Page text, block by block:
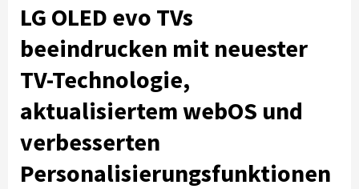
LG OLED evo TVs
beeindrucken mit neuester
TV-Technologie,
aktualisiertem webOS und
verbesserten
Personalisierungsfunktionen